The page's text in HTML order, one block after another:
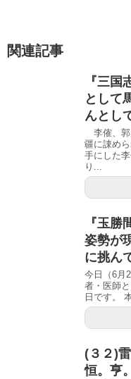
関連記事
『三
として
んとし
李傕、郭
疆に諌め
手にした
り...
『玉
姿勢が
に挑ん
今日（6月
者・医師
日です。
(３２)
恒。亨